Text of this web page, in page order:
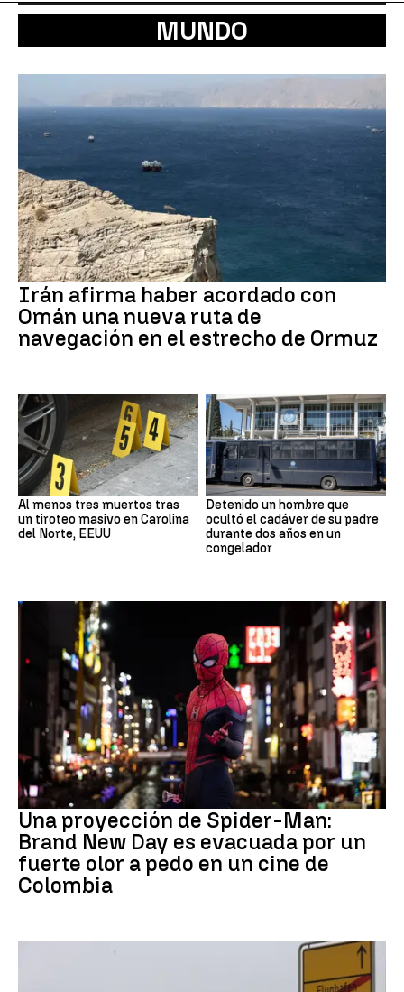
MUNDO
Irán afirma haber acordado con
Omán una nueva ruta de
navegación en el estrecho de Ormuz
Al menos tres muertos tras
un tiroteo masivo en Carolina
del Norte, EEUU
Detenido un hombre que
ocultó el cadáver de su padre
durante dos años en un
congelador
Pedo Spiderman
Una proyección de Spider-Man:
Brand New Day es evacuada por un
fuerte olor a pedo en un cine de
Colombia